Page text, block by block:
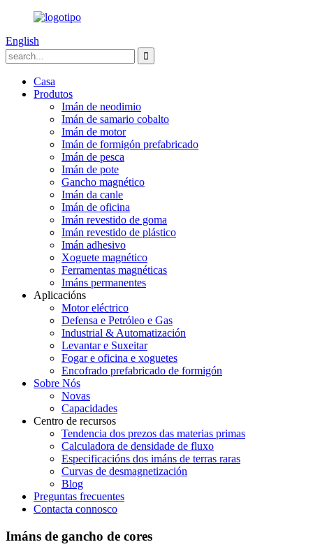
English
Casa
Produtos
Imán de neodimio
Imán de samario cobalto
Imán de motor
Imán de formigón prefabricado
Imán de pesca
Imán de pote
Gancho magnético
Imán da canle
Imán de oficina
Imán revestido de goma
Imán revestido de plástico
Imán adhesivo
Xoguete magnético
Ferramentas magnéticas
Imáns permanentes
Aplicacións
Motor eléctrico
Defensa e Petróleo e Gas
Industrial & Automatización
Levantar e Suxeitar
Fogar e oficina e xoguetes
Encofrado prefabricado de formigón
Sobre Nós
Novas
Capacidades
Centro de recursos
Tendencia dos prezos das materias primas
Calculadora de densidade de fluxo
Especificacións dos imáns de terras raras
Curvas de desmagnetización
Blog
Preguntas frecuentes
Contacta connosco
Imáns de gancho de cores